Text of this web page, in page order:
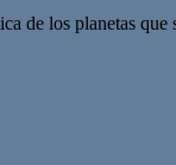
de los planetas